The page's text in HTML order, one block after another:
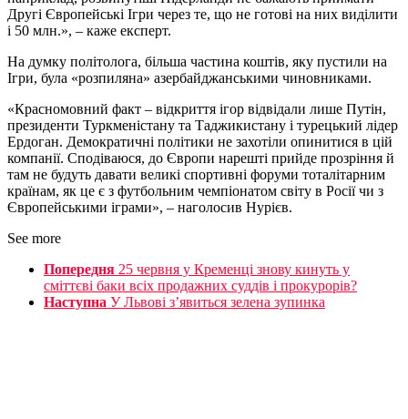
Другі Європейські Ігри через те, що не готові на них виділити
і 50 млн.», – каже експерт.
На думку політолога, більша частина коштів, яку пустили на
Ігри, була «розпиляна» азербайджанськими чиновниками.
«Красномовний факт – відкриття ігор відвідали лише Путін,
президенти Туркменістану та Таджикистану і турецький лідер
Ердоган. Демократичні політики не захотіли опинитися в цій
компанії. Сподіваюся, до Європи нарешті прийде прозріння й
там не будуть давати великі спортивні форуми тоталітарним
країнам, як це є з футбольним чемпіонатом світу в Росії чи з
Європейськими іграми», – наголосив Нурієв.
See more
Попередня 25 червня у Кременці знову кинуть у
сміттєві баки всіх продажних суддів і прокурорів?
Наступна У Львові з’явиться зелена зупинка